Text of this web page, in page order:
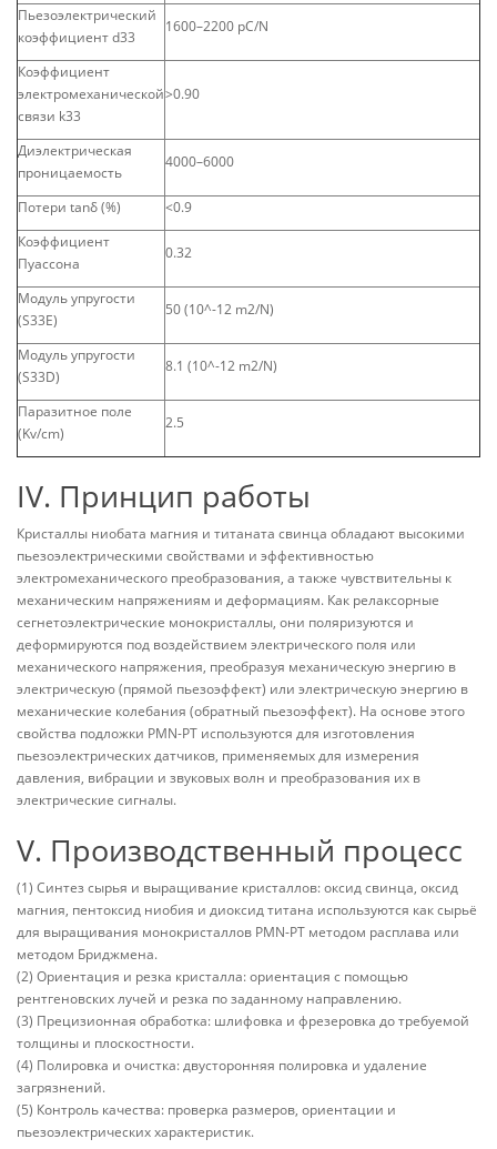
Пьезоэлектрический
коэффициент d33
1600–2200 pC/N
Коэффициент
электромеханической
связи k33
>0.90
Диэлектрическая
проницаемость
4000–6000
Потери tanδ (%)
<0.9
Коэффициент
Пуассона
0.32
Модуль упругости
(S33E)
50 (10^-12 m2/N)
Модуль упругости
(S33D)
8.1 (10^-12 m2/N)
Паразитное поле
(Kv/cm)
2.5
IV. Принцип работы
Кристаллы ниобата магния и титаната свинца обладают высокими
пьезоэлектрическими свойствами и эффективностью
электромеханического преобразования, а также чувствительны к
механическим напряжениям и деформациям. Как релаксорные
сегнетоэлектрические монокристаллы, они поляризуются и
деформируются под воздействием электрического поля или
механического напряжения, преобразуя механическую энергию в
электрическую (прямой пьезоэффект) или электрическую энергию в
механические колебания (обратный пьезоэффект). На основе этого
свойства подложки PMN-PT используются для изготовления
пьезоэлектрических датчиков, применяемых для измерения
давления, вибрации и звуковых волн и преобразования их в
электрические сигналы.
V. Производственный процесс
(1) Синтез сырья и выращивание кристаллов: оксид свинца, оксид
магния, пентоксид ниобия и диоксид титана используются как сырьё
для выращивания монокристаллов PMN-PT методом расплава или
методом Бриджмена.
(2) Ориентация и резка кристалла: ориентация с помощью
рентгеновских лучей и резка по заданному направлению.
(3) Прецизионная обработка: шлифовка и фрезеровка до требуемой
толщины и плоскостности.
(4) Полировка и очистка: двусторонняя полировка и удаление
загрязнений.
(5) Контроль качества: проверка размеров, ориентации и
пьезоэлектрических характеристик.